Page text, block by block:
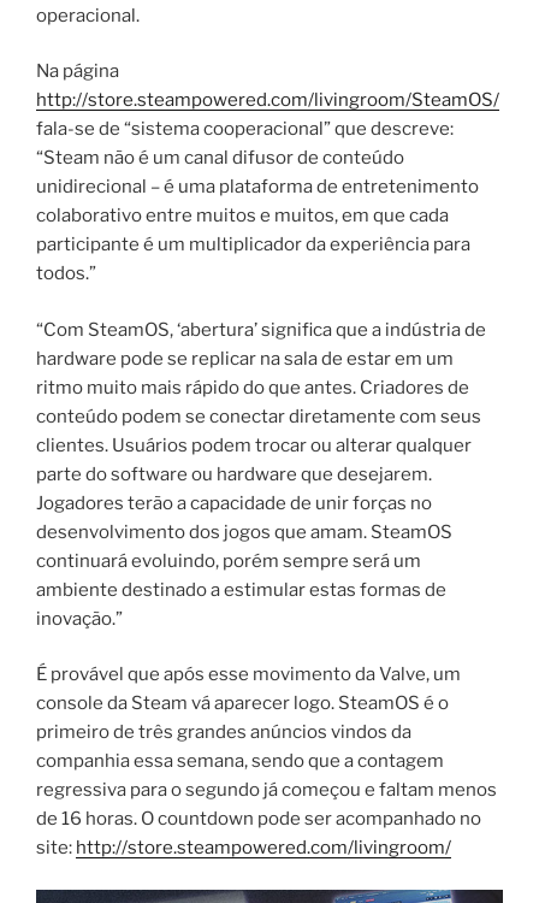
operacional.
Na página
http://store.steampowered.com/livingroom/SteamOS/
fala-se de “sistema cooperacional” que descreve:
“Steam não é um canal difusor de conteúdo
unidirecional – é uma plataforma de entretenimento
colaborativo entre muitos e muitos, em que cada
participante é um multiplicador da experiência para
todos.”
“Com SteamOS, ‘abertura’ significa que a indústria de
hardware pode se replicar na sala de estar em um
ritmo muito mais rápido do que antes. Criadores de
conteúdo podem se conectar diretamente com seus
clientes. Usuários podem trocar ou alterar qualquer
parte do software ou hardware que desejarem.
Jogadores terão a capacidade de unir forças no
desenvolvimento dos jogos que amam. SteamOS
continuará evoluindo, porém sempre será um
ambiente destinado a estimular estas formas de
inovação.”
É provável que após esse movimento da Valve, um
console da Steam vá aparecer logo. SteamOS é o
primeiro de três grandes anúncios vindos da
companhia essa semana, sendo que a contagem
regressiva para o segundo já começou e faltam menos
de 16 horas. O countdown pode ser acompanhado no
site: http://store.steampowered.com/livingroom/